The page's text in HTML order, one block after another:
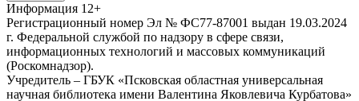
Информация 12+
Регистрационный номер Эл № ФС77-87001 выдан 19.03.2024
г. Федеральной службой по надзору в сфере связи,
информационных технологий и массовых коммуникаций
(Роскомнадзор).
Учредитель – ГБУК «Псковская областная универсальная
научная библиотека имени Валентина Яковлевича Курбатова»